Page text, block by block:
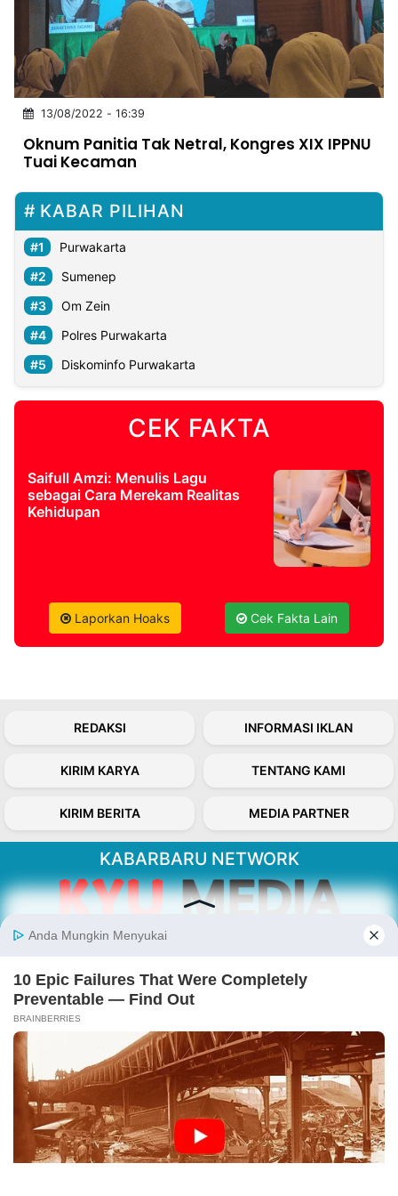
INDONESIA
Partner
NTB
Time
IDN
Jogja
Rakyat
News
Notice
Baru
Follow
Kabarbaru
2026
13/08/2022 - 16:39
Oknum Panitia Tak Netral, Kongres XIX IPPNU
Tuai Kecaman
KABAR PILIHAN
Purwakarta
Sumenep
Om Zein
Polres Purwakarta
Diskominfo Purwakarta
CEK FAKTA
Saifull Amzi: Menulis Lagu
sebagai Cara Merekam Realitas
Kehidupan
Laporkan Hoaks Cek Fakta Lain
REDAKSI INFORMASI IKLAN
KIRIM KARYA TENTANG KAMI
KIRIM BERITA MEDIA PARTNER
KABARBARU NETWORK
Kabarbaru.co menyajikan berita aktual dan
Follow Kabarbaru